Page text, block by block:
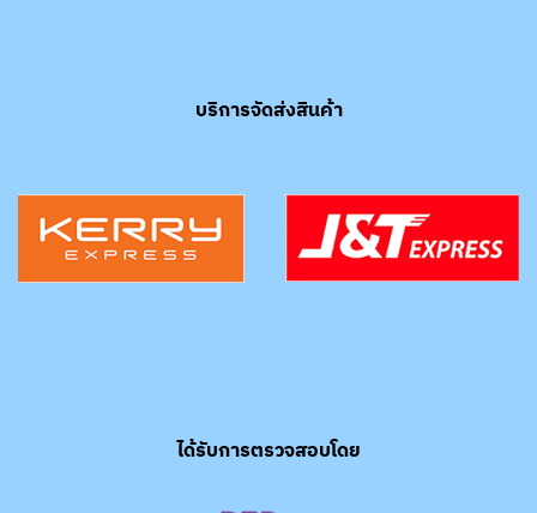
บริการจัดส่งสินค้า
ได้รับการตรวจสอบโดย